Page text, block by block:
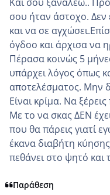
σου ήταν άστοχο. Δεν
και να σε
όγδοο και άρχισα να
Πέρασα κοινώς 5
υπάρχει λόγος όπως
αποτελέσματος. Μην
Είναι κρίμα. Να ξέρεις
Με το να σκας ΔΕΝ
που θα πάρεις γιατί
έκανα διαβήτη
πεθάνει στο ψητό και
Παράθεση